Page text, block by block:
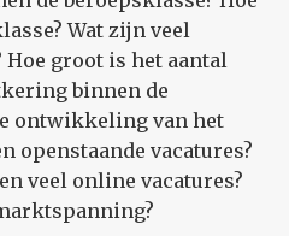
Wat zijn veel
groot is het aantal
binnen de
ontwikkeling van het
openstaande vacatures?
veel online vacatures?